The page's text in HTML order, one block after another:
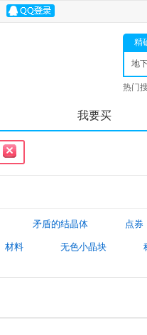
精
地
士
热门
我要买
矛盾的结晶体 点券
材料 无色小晶块